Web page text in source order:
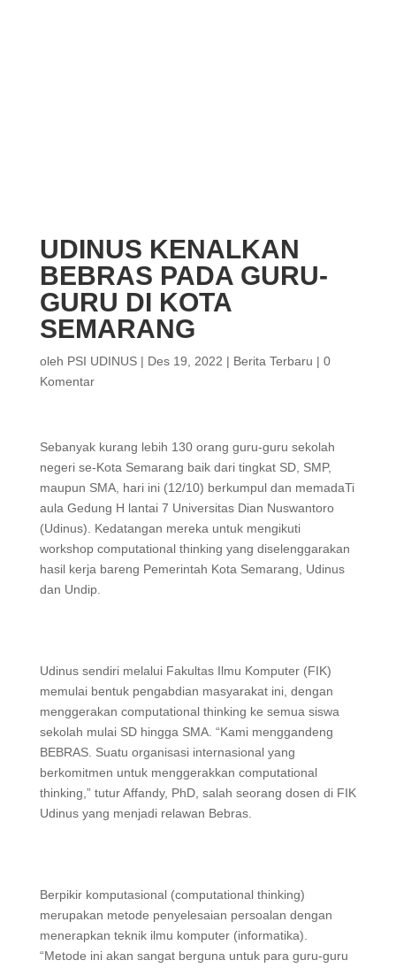
UDINUS KENALKAN
BEBRAS PADA GURU-
GURU DI KOTA
SEMARANG
oleh PSI UDINUS| Des 19, 2022 | Berita Terbaru | 0
Komentar
Sebanyak kurang lebih 130 orang guru-guru sekolah
negeri se-Kota Semarang baik dari tingkat SD, SMP,
maupun SMA, hari ini (12/10) berkumpul dan memadaTi
aula Gedung H lantai 7 Universitas Dian Nuswantoro
(Udinus). Kedatangan mereka untuk mengikuti
workshop computational thinking yang diselenggarakan
hasil kerja bareng Pemerintah Kota Semarang, Udinus
dan Undip.
Udinus sendiri melalui Fakultas Ilmu Komputer (FIK)
memulai bentuk pengabdian masyarakat ini, dengan
menggerakan computational thinking ke semua siswa
sekolah mulai SD hingga SMA. “Kami menggandeng
BEBRAS. Suatu organisasi internasional yang
berkomitmen untuk menggerakkan computational
thinking,” tutur Affandy, PhD, salah seorang dosen di FIK
Udinus yang menjadi relawan Bebras.
Berpikir komputasional (computational thinking)
merupakan metode penyelesaian persoalan dengan
menerapkan teknik ilmu komputer (informatika).
“Metode ini akan sangat berguna untuk para guru-guru